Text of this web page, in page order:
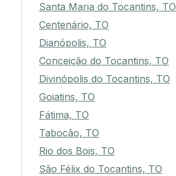
Santa Maria do Tocantins, TO
Centenário, TO
Dianópolis, TO
Conceição do Tocantins, TO
Divinópolis do Tocantins, TO
Goiatins, TO
Fátima, TO
Tabocão, TO
Rio dos Bois, TO
São Félix do Tocantins, TO